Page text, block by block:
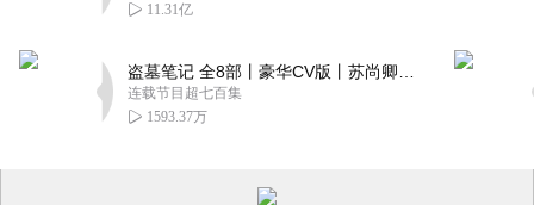
11.31亿
连载节目超七百集
1593.37万